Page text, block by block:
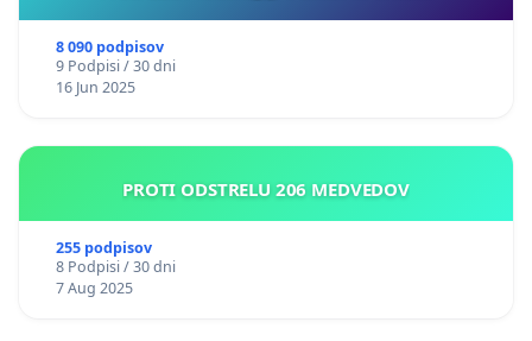
8 090 podpisov
9 Podpisi / 30 dni
16 Jun 2025
PROTI ODSTRELU 206 MEDVEDOV
255 podpisov
8 Podpisi / 30 dni
7 Aug 2025